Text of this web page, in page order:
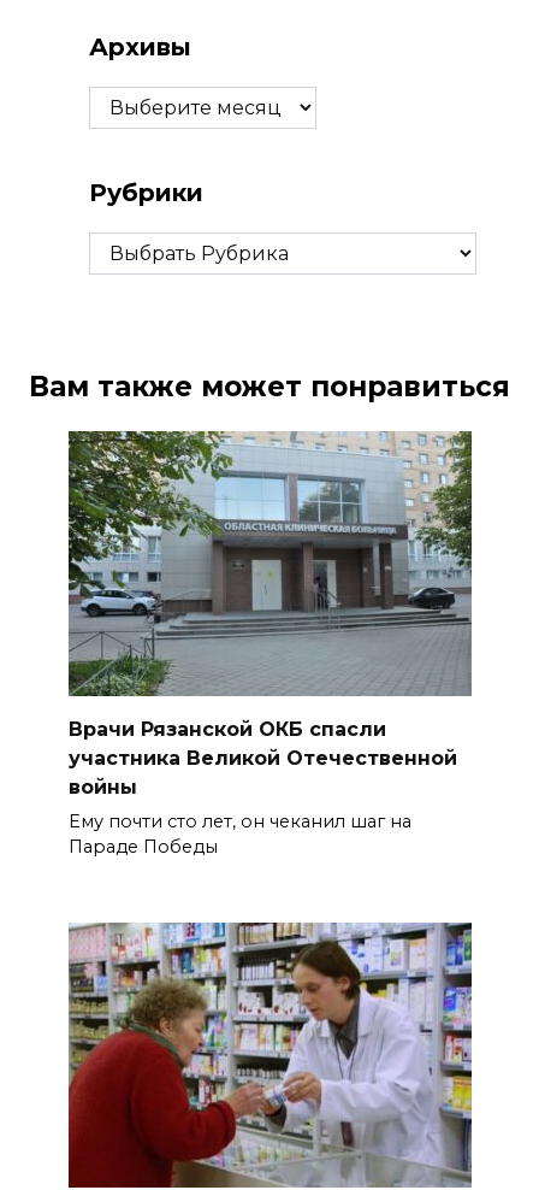
Архивы
Архивы
Рубрики
Рубрики
Вам также может понравиться
Врачи Рязанской ОКБ спасли
участника Великой Отечественной
войны
Ему почти сто лет, он чеканил шаг на
Параде Победы